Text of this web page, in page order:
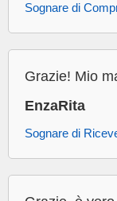
Sognare di
Grazie! Mio
EnzaRita
Sognare di